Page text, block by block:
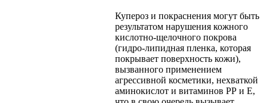
Купероз и покраснения могут быть
результатом нарушения кожного
кислотно-щелочного покрова
(гидро-липидная пленка, которая
покрывает поверхность кожи),
вызванного применением
агрессивной косметики, нехваткой
аминокислот и витаминов РР и Е,